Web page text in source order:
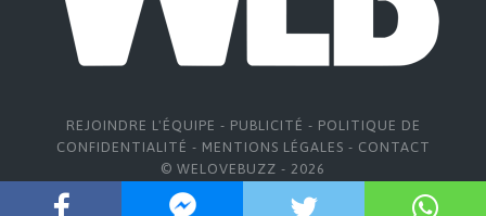
REJOINDRE L'ÉQUIPE - PUBLICITÉ - POLITIQUE DE
CONFIDENTIALITÉ - MENTIONS LÉGALES - CONTACT
© WELOVEBUZZ - 2026